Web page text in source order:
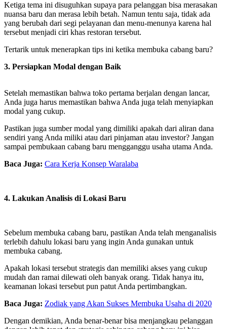
Ketiga tema ini disuguhkan supaya para pelanggan bisa merasakan
nuansa baru dan merasa lebih betah. Namun tentu saja, tidak ada
yang berubah dari segi pelayanan dan menu-menunya karena hal
tersebut menjadi ciri khas restoran tersebut.
Tertarik untuk menerapkan tips ini ketika membuka cabang baru?
3. Persiapkan Modal dengan Baik
Setelah memastikan bahwa toko pertama berjalan dengan lancar,
Anda juga harus memastikan bahwa Anda juga telah menyiapkan
modal yang cukup.
Pastikan juga sumber modal yang dimiliki apakah dari aliran dana
sendiri yang Anda miliki atau dari pinjaman atau investor? Jangan
sampai pembukaan cabang baru mengganggu usaha utama Anda.
Baca Juga: Cara Kerja Konsep Waralaba
4. Lakukan Analisis di Lokasi Baru
Sebelum membuka cabang baru, pastikan Anda telah menganalisis
terlebih dahulu lokasi baru yang ingin Anda gunakan untuk
membuka cabang.
Apakah lokasi tersebut strategis dan memiliki akses yang cukup
mudah dan ramai dilewati oleh banyak orang. Tidak hanya itu,
keamanan lokasi tersebut pun patut Anda pertimbangkan.
Baca Juga: Zodiak yang Akan Sukses Membuka Usaha di 2020
Dengan demikian, Anda benar-benar bisa menjangkau pelanggan